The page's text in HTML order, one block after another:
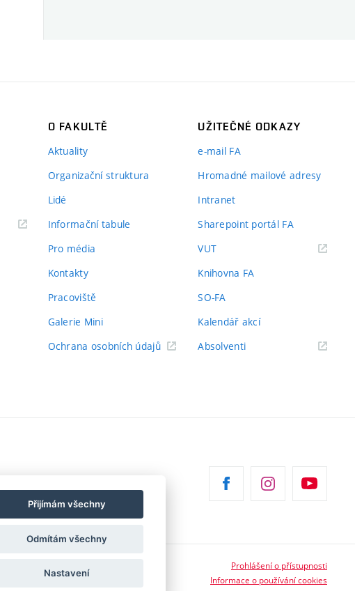
O FAKULTĚ
Aktuality
Organizační struktura
Lidé
Informační tabule
Pro média
Kontakty
Pracoviště
Galerie Mini
Ochrana osobních údajů
UŽITEČNÉ ODKAZY
e-mail FA
Hromadné mailové adresy
Intranet
Sharepoint portál FA
VUT(externí
Knihovna FA
SO-FA
Kalendář akcí
Absolventi(externí
Prohlášení o přístupnosti
Informace o používání cookies
Přijímám všechny
Odmítám všechny
Nastavení